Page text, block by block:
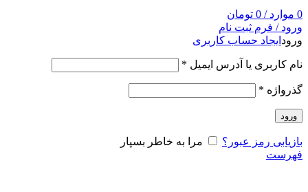
0 موارد /
0 تومان
ورود / فرم ثبت نام
ورود ایجاد حساب کاربری
نام کاربری یا آدرس ایمیل *
گذرواژه *
ورود
بازیابی رمز عبور؟
مرا به خاطر بسپار
فهرست